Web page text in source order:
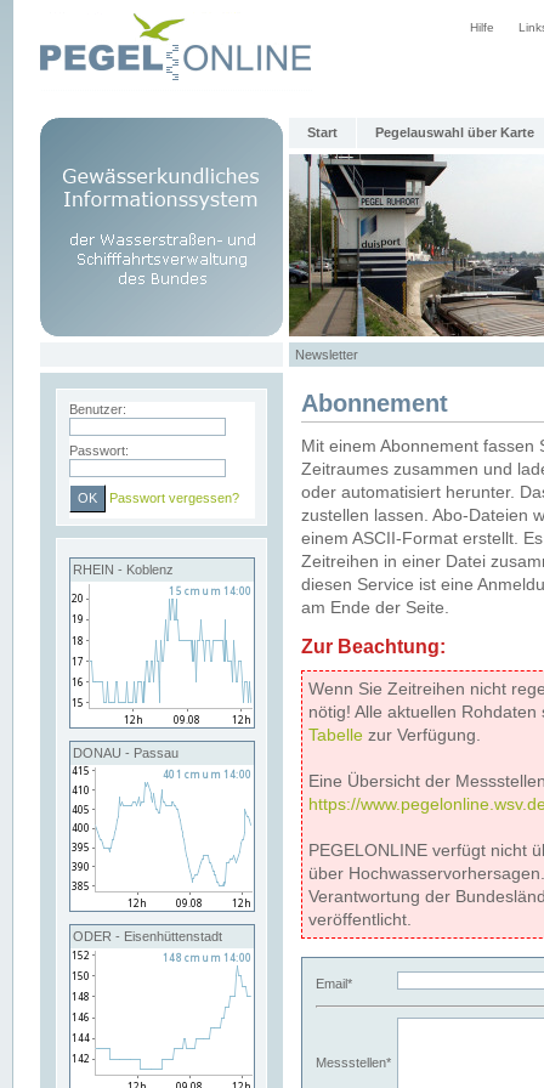
Hilfe
Start Pegelauswahl über Karte
Newsletter
Benutzer:
Passwort:
Passwort vergessen?
RHEIN - Koblenz
DONAU - Passau
ODER - Eisenhüttenstadt
Abonnement
Mit einem Abonnement
Zeitraumes zusammen und
oder automatisiert herunter.
zustellen lassen. Abo-Dateien
einem ASCII-Format erstellt.
Zeitreihen in einer Datei
diesen Service ist eine
am Ende der Seite.
Zur Beachtung:
Wenn Sie Zeitreihen nicht
nötig! Alle aktuellen
Tabelle zur Verfügung.
Eine Übersicht der
https://
PEGELONLINE verfügt nicht
über
Verantwortung der
veröffentlicht.
Email*
Messstellen*